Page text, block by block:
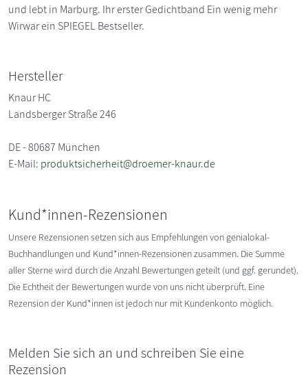
und lebt in Marburg. Ihr erster Gedichtband Ein wenig mehr
Wirwar ein SPIEGEL Bestseller.
Hersteller
Knaur HC
Landsberger Straße 246
DE - 80687 München
E-Mail: produktsicherheit@droemer-knaur.de
Kund*innen-Rezensionen
Unsere Rezensionen setzen sich aus Empfehlungen von genialokal-
Buchhandlungen und Kund*innen-Rezensionen zusammen. Die Summe
aller Sterne wird durch die Anzahl Bewertungen geteilt (und ggf. gerundet).
Die Echtheit der Bewertungen wurde von uns nicht überprüft. Eine
Rezension der Kund*innen ist jedoch nur mit Kundenkonto möglich.
Melden Sie sich an und schreiben Sie eine
Rezension